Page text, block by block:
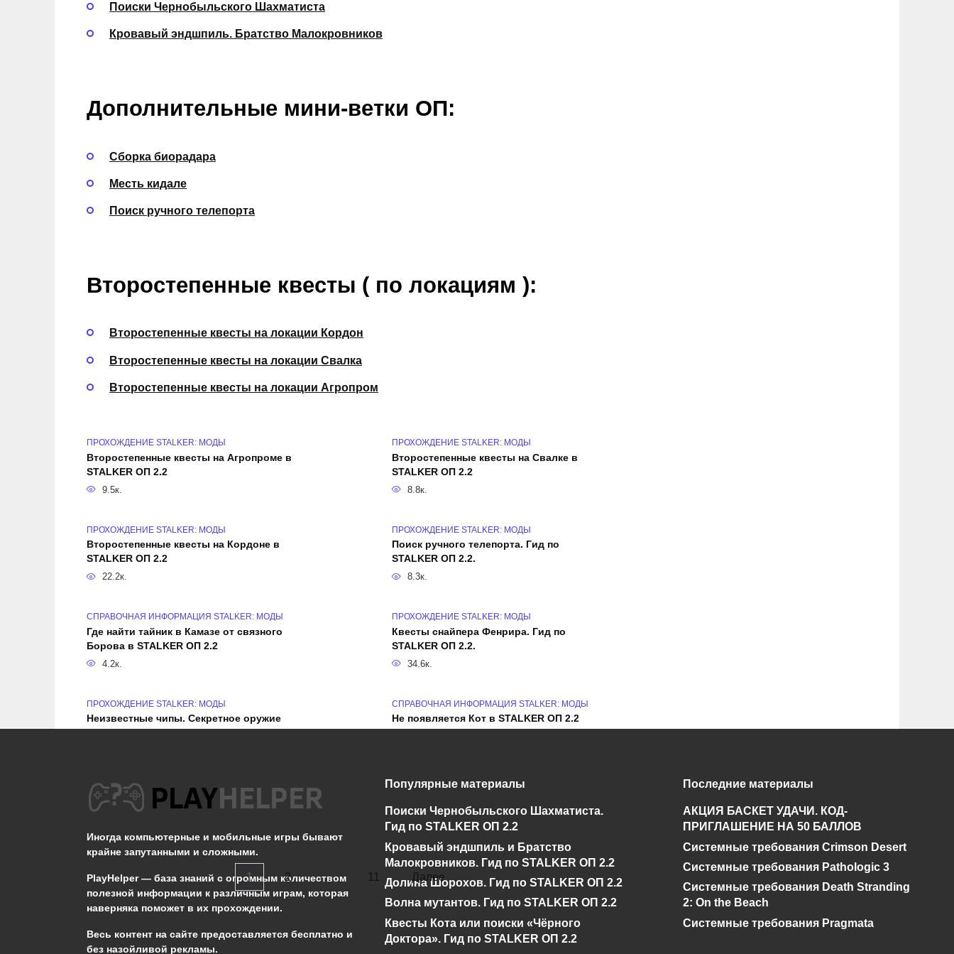
Поиски Чернобыльского Шахматиста
Кровавый эндшпиль. Братство Малокровников
Дополнительные мини-ветки ОП:
Сборка биорадара
Месть кидале
Поиск ручного телепорта
Второстепенные квесты ( по локациям ):
Второстепенные квесты на локации Кордон
Второстепенные квесты на локации Свалка
Второстепенные квесты на локации Агропром
ПРОХОЖДЕНИЕ STALKER: МОДЫ
Второстепенные квесты на Агропроме в
STALKER ОП 2.2
9.5к.
ПРОХОЖДЕНИЕ STALKER: МОДЫ
Второстепенные квесты на Свалке в
STALKER ОП 2.2
8.8к.
ПРОХОЖДЕНИЕ STALKER: МОДЫ
Второстепенные квесты на Кордоне в
STALKER ОП 2.2
22.2к.
ПРОХОЖДЕНИЕ STALKER: МОДЫ
Поиск ручного телепорта. Гид по
STALKER ОП 2.2.
8.3к.
СПРАВОЧНАЯ ИНФОРМАЦИЯ STALKER: МОДЫ
Где найти тайник в Камазе от связного
Борова в STALKER ОП 2.2
4.2к.
ПРОХОЖДЕНИЕ STALKER: МОДЫ
Квесты снайпера Фенрира. Гид по
STALKER ОП 2.2.
34.6к.
ПРОХОЖДЕНИЕ STALKER: МОДЫ
Неизвестные чипы. Секретное оружие
СПРАВОЧНАЯ ИНФОРМАЦИЯ STALKER: МОДЫ
Не появляется Кот в STALKER ОП 2.2
СПРАВОЧНАЯ ИНФОРМАЦИЯ STALKER: МОДЫ
Нет диалога про Бизоны у Креста в
5.2к.
ПРОХОЖДЕНИЕ STALKER: МОДЫ
Кровавый эндшпиль и Братство
Малокровников. Гид по STALKER ОП 2.2
Пагинация
записей
1 2 … 11 Далее
Иногда компьютерные и мобильные игры бывают
крайне запутанными и сложными.
PlayHelper — база знаний с огромным количеством
полезной информации к различным играм, которая
наверняка поможет в их прохождении.
Весь контент на сайте предоставляется бесплатно и
без назойливой рекламы.
Популярные материалы
Поиски Чернобыльского Шахматиста.
Гид по STALKER ОП 2.2
Кровавый эндшпиль и Братство
Малокровников. Гид по STALKER ОП 2.2
Долина Шорохов. Гид по STALKER ОП 2.2
Волна мутантов. Гид по STALKER ОП 2.2
Квесты Кота или поиски «Чёрного
Доктора». Гид по STALKER ОП 2.2
Последние материалы
АКЦИЯ БАСКЕТ УДАЧИ. КОД-
ПРИГЛАШЕНИЕ НА 50 БАЛЛОВ
Системные требования Crimson Desert
Системные требования Pathologic 3
Системные требования Death Stranding
2: On the Beach
Системные требования Pragmata
Сообщить об ошибке